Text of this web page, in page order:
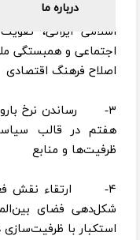
درباره ما
۲- اعتلاء
اسلامی ایرانی،
اجتماعی و همبستگی
اصلاح فرهنگ اقتصادی
۳- رساندن نرخ
هفتم در قالب
ظرفیت‌ها و منابع
۴- ارتقاء نقش
شکل‌دهی فضای
استکبار با ظرفیت‌سازی